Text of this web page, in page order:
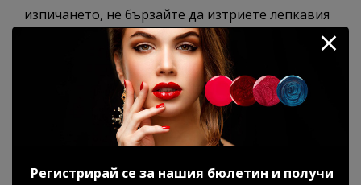
Регистрирай се за нашия бюлетин и получи
изпичането, не бързайте да изтриете лепкавия
слой. Оставете покритието да изстине, докато
работите над втората ръка. Изтрийте лепкавия
.
Каучуковото покритие се предлага в
разфасовки по 8 мл, 12 мл, 14 мл и 35 мл, като 14